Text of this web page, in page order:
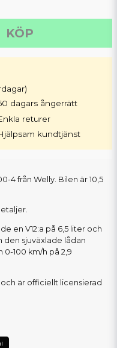
KÖP
dagars ångerrätt
returer
kundtjänst
4 från Welly. Bilen är 10,5
en V12:a på 6,5 liter och
den sjuväxlade lådan
100 km/h på 2,9
är officiellt licensierad